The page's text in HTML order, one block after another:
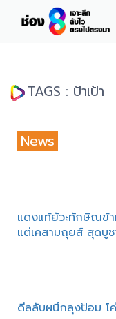
TAGS : ป้าเป้า
News
แดงแท้ยัวะทักษิณข้
แต่เคสามถุยส์ สุดบูช
ดีลลับผนึกลุงป้อม โ